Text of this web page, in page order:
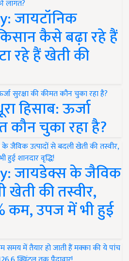
जायटॉनिक
कैसे बढ़ा रहे हैं
रहे हैं खेती की
हिसाब: ऊर्जा
कौन चुका रहा है?
जायडेक्स के जैविक
खेती की तस्वीर,
कम, उपज में भी हुई